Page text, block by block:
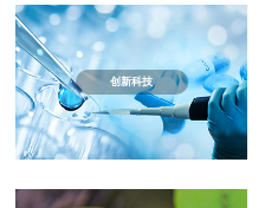
创新科技